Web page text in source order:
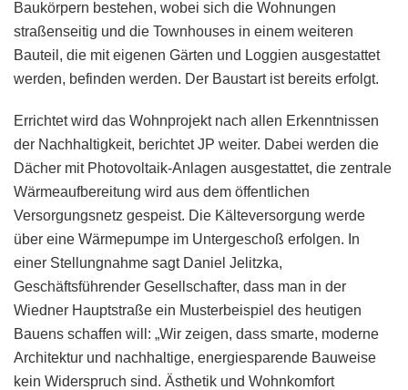
Baukörpern bestehen, wobei sich die Wohnungen
straßenseitig und die Townhouses in einem weiteren
Bauteil, die mit eigenen Gärten und Loggien ausgestattet
werden, befinden werden. Der Baustart ist bereits erfolgt.
Errichtet wird das Wohnprojekt nach allen Erkenntnissen
der Nachhaltigkeit, berichtet JP weiter. Dabei werden die
Dächer mit Photovoltaik-Anlagen ausgestattet, die zentrale
Wärmeaufbereitung wird aus dem öffentlichen
Versorgungsnetz gespeist. Die Kälteversorgung werde
über eine Wärmepumpe im Untergeschoß erfolgen. In
einer Stellungnahme sagt Daniel Jelitzka,
Geschäftsführender Gesellschafter, dass man in der
Wiedner Hauptstraße ein Musterbeispiel des heutigen
Bauens schaffen will: „Wir zeigen, dass smarte, moderne
Architektur und nachhaltige, energiesparende Bauweise
kein Widerspruch sind. Ästhetik und Wohnkomfort